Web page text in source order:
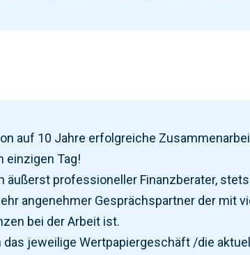
auf 10 Jahre erfolgreiche
einzigen Tag!
äußerst professioneller Finanzberater,
angenehmer Gesprächspartner der mit
bei der Arbeit ist.
das jeweilige Wertpapiergeschäft /die